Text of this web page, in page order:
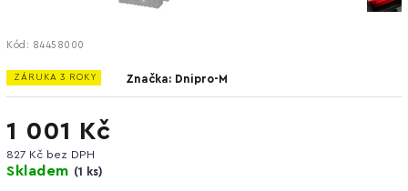
Kód: 84458000
ZÁRUKA 3 ROKY Značka: Dnipro-M
1 001 Kč
827 Kč bez DPH
Skladem (1 ks)